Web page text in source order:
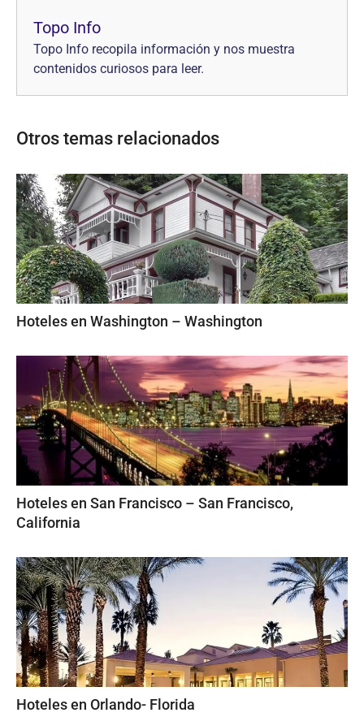
Topo Info
Topo Info recopila información y nos muestra
contenidos curiosos para leer.
Otros temas relacionados
Hoteles en Washington – Washington
Hoteles en San Francisco – San Francisco,
California
Hoteles en Orlando- Florida